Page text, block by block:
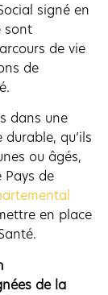
signé en
sont
de vie
de
dans une
qu’ils
ou âgés,
de
en place
de la